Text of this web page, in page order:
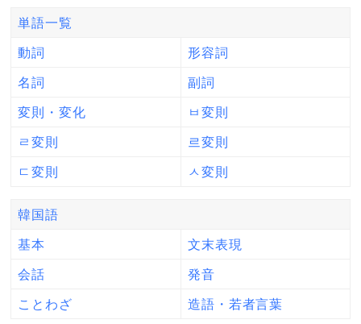
単語一覧
動詞 形容詞
名詞 副詞
変則・変化 ㅂ変則
ㄹ変則 르変則
ㄷ変則 ㅅ変則
韓国語
基本 文末表現
会話 発音
ことわざ 造語・若者言葉